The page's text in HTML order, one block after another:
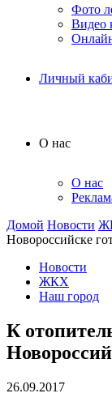
Фото
Видео
Личный
О нас
О нас
Домой Новости
Новороссийске
Новости
ЖКХ
Наш город
К
26.09.2017